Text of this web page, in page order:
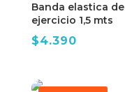
Banda elastica de
ejercicio 1,5 mts
$4.390